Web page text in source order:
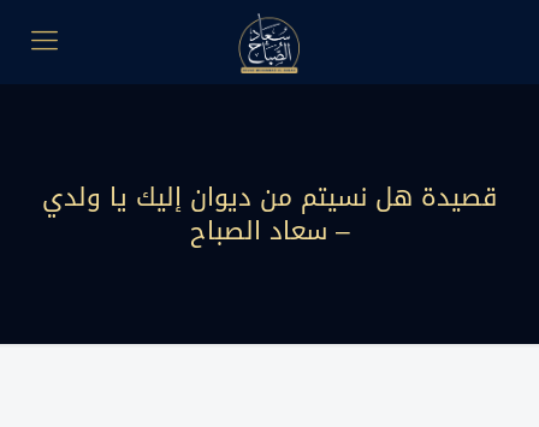
قصيدة هل نسيتم من ديوان إليك يا ولدي
– سعاد الصباح